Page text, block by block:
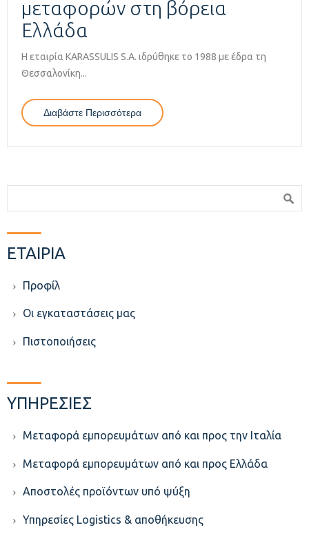
μεταφορών στη βόρεια
Ελλάδα
Η εταιρία KARASSULIS S.A. ιδρύθηκε το 1988 με έδρα τη
Θεσσαλονίκη...
Διαβάστε Περισσότερα Για Karassulis S.A. | Ο Ηγέτης Του
Κλάδου Των Οδικών Μεταφορών
ΕΤΑΙΡΙΑ
Προφίλ
Οι εγκαταστάσεις μας
Πιστοποιήσεις
ΥΠΗΡΕΣΙΕΣ
Μεταφορά εμπορευμάτων από και προς την Ιταλία
Μεταφορά εμπορευμάτων από και προς Ελλάδα
Aποστολές προϊόντων υπό ψύξη
Υπηρεσίες Logistics & αποθήκευσης